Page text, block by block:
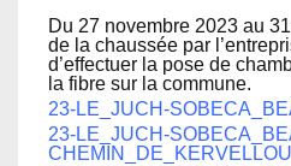
Du 27 novembre 2023 au
de la chaussée par
d’effectuer la pose de
la fibre sur la commune.
23-LE_JUCH-
23-LE_JUCH-
CHEMIN_DE_KERVELLOU